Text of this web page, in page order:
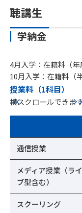
聴講生
学納金
4月入学：在籍料（
10月入学：在籍料（
授業料（1科目）
横スクロールできま
通信授業
メディア授業（ライ
ブ型含む）
スクーリング